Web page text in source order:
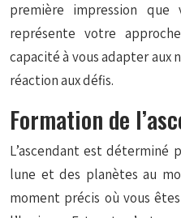
première impression
représente votre
capacité à vous adapter aux
réaction aux défis.
Formation de
L’ascendant est
lune et des planètes au
moment précis où vous